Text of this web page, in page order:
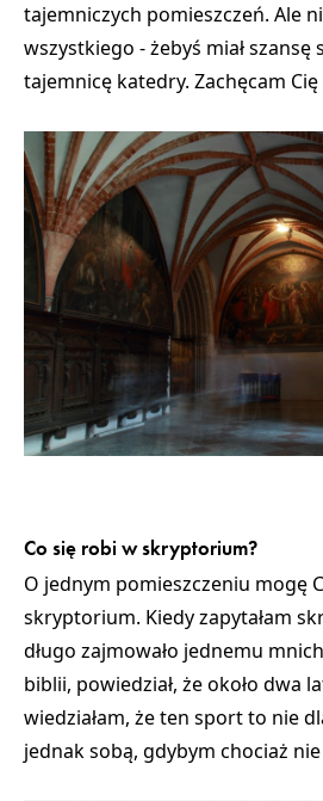
tajemniczych pomieszczeń. Ale
wszystkiego - żebyś miał szansę
tajemnicę katedry. Zachęcam
Co się robi w skryptorium?
O jednym pomieszczeniu mogę
skryptorium. Kiedy zapytałam
długo zajmowało jednemu
biblii, powiedział, że około dwa
wiedziałam, że ten sport to nie
jednak sobą, gdybym chociaż